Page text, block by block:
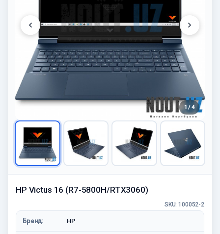
1 / 4
HP Victus 16 (R7-5800H/RTX3060)
SKU: 100052-2
Бренд: HP